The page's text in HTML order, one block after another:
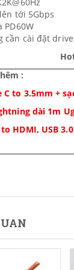
tới 5Gbps
cần cài đặt
:
to 3.5mm +
dài 1m
HDMI, USB